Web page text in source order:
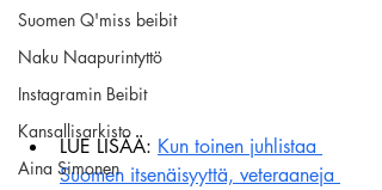
Suomen Q'miss beibit
Naku Naapurintyttö
Instagramin Beibit
Kansallisarkisto
Aina Simonen
LUE LISÄÄ: Kun toinen juhlistaa
Suomen itsenäisyyttä, veteraaneja